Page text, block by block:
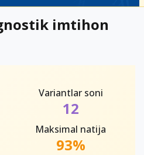
imtihon
Variantlar soni
12
Maksimal natija
93%